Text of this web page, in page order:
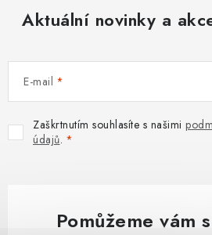
Aktuální novinky a
E-mail
Zaškrtnutím souhlasíte s našimi
údajů.
Pomůžeme vám